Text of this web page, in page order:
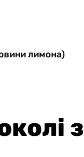
лимона)
з